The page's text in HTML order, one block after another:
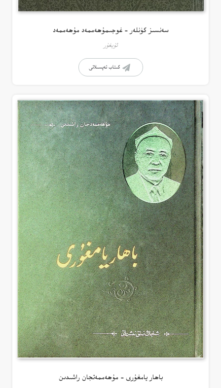
سەنسىز كۈنلەر – غوجىمۇھەممەد مۇھەممەد
ئۇيغۇر
كىتاب تەپسىلاتى
باھار يامغۇرى – مۇھەممەتجان راشىدىن